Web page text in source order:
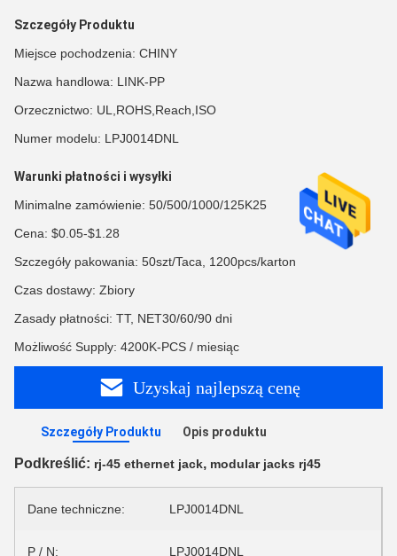
Szczegóły Produktu
Miejsce pochodzenia: CHINY
Nazwa handlowa: LINK-PP
Orzecznictwo: UL,ROHS,Reach,ISO
Numer modelu: LPJ0014DNL
Warunki płatności i wysyłki
Minimalne zamówienie: 50/500/1000/125K25
Cena: $0.05-$1.28
Szczegóły pakowania: 50szt/Taca, 1200pcs/karton
Czas dostawy: Zbiory
Zasady płatności: TT, NET30/60/90 dni
Możliwość Supply: 4200K-PCS / miesiąc
Uzyskaj najlepszą cenę
Szczegóły Produktu Opis produktu
Podkreślić: rj-45 ethernet jack, modular jacks rj45
Dane techniczne: LPJ0014DNL
P / N: LPJ0014DNL